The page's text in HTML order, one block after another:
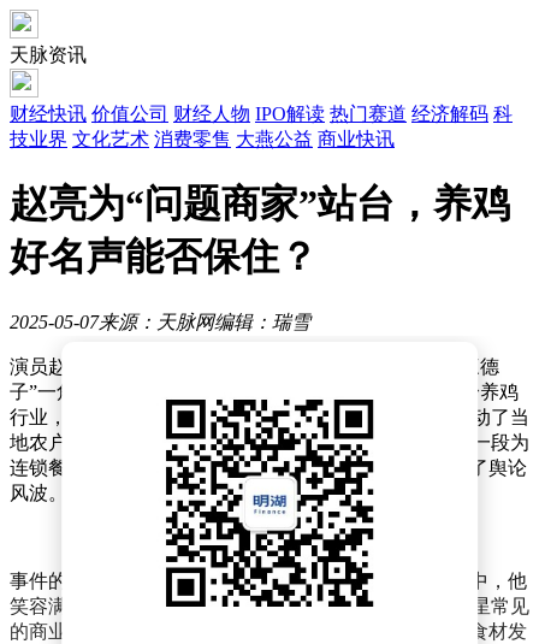
天脉资讯
财经快讯 价值公司 财经人物 IPO解读 热门赛道 经济解码 科
技业界 文化艺术 消费零售 大燕公益 商业快讯
赵亮为“问题商家”站台，养鸡
好名声能否保住？
2025-05-07来源：天脉网编辑：瑞雪
演员赵亮，曾因在电视剧《康熙微服私访记》中饰演“三德
子”一角而广受欢迎，却在演艺事业巅峰之际，选择投身养鸡
行业，通过多年的不懈努力，不仅自己事业有成，还带动了当
地农户脱贫致富，赢得了广泛赞誉。然而，近日赵亮因一段为
连锁餐饮品牌“胖都来”录制的开业祝福视频，意外陷入了舆论
风波。
事件的导火索是赵亮为“胖都来”录制的祝福视频。视频中，他
笑容满面，用地道的川渝方言送上诚挚祝福。这本是明星常见
的商业合作，然而，“胖都来”却被网友曝出后厨脏乱、食材发